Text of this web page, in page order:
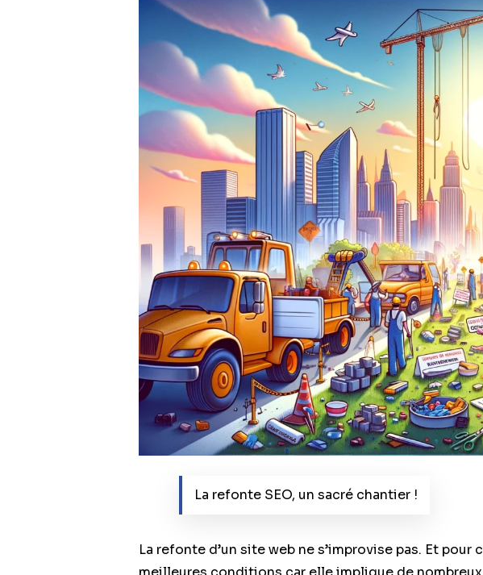
La refonte SEO, un sacré chantier !
La refonte d’un site web ne s’improvise pas. Et